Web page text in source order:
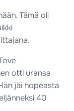
Tämä oli
otti uransa
jäi hopeasta
40